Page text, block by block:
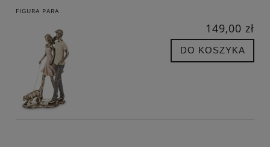
FIGURA PARA
149,00 zł
DO KOSZYKA